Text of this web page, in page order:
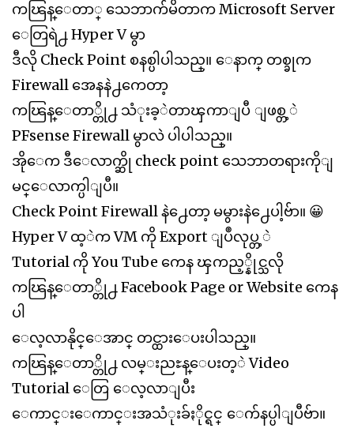
ကၽြန္ေတာ္ သေဘာက်မိတာက Microsoft Server
ေတြရဲ႕ Hyper V မွာ
ဒီလို Check Point စနစ္ပါပါသည္။ ေနာက္ တစ္ခုက
Firewall အေနနဲ႕ကေတာ့
ကၽြန္ေတာ္တို႕ သံုးခ့ဲတာၾကာျပီ ျဖစ္တ့ဲ
PFsense Firewall မွာလဲ ပါပါသည္။
အိုေက ဒီေလာက္ဆို check point သေဘာတရားကိုျ
မင္ေလာက္ပါျပီ။
Check Point Firewall နဲ႕ေတာ့ မမွားနဲ႕ေပါ့ဗ်ာ။ 😀
Hyper V ထ့ဲက VM ကို Export ျပဳလုပ္တ့ဲ
Tutorial ကို You Tube ကေန ၾကည့္နိုင္သလို
ကၽြန္ေတာ္တို႕ Facebook Page or Website ကေန
ပါ
ေလ့လာနိုင္ေအာင္ တင္ထားေပးပါသည္။
ကၽြန္ေတာ္တို႕ လမ္းညႊန္ေပးတ့ဲ Video
Tutorial ေတြ ေလ့လာျပီး
ေကာင္းေကာင္းအသံုးခ်ႏိုင္ရင္ ေက်နပ္ပါျပီဗ်ာ။